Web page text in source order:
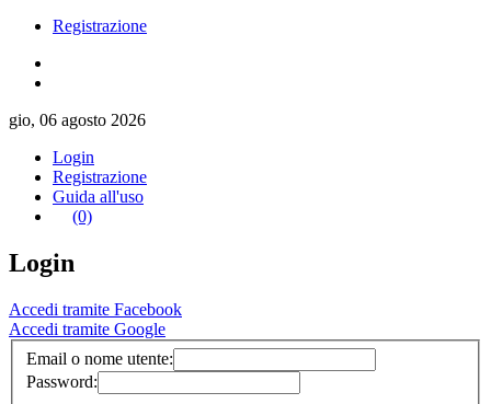
Registrazione
gio, 06 agosto 2026
Login
Registrazione
Guida all'uso
(0)
Login
Accedi tramite Facebook
Accedi tramite Google
Email o nome utente:
Password: